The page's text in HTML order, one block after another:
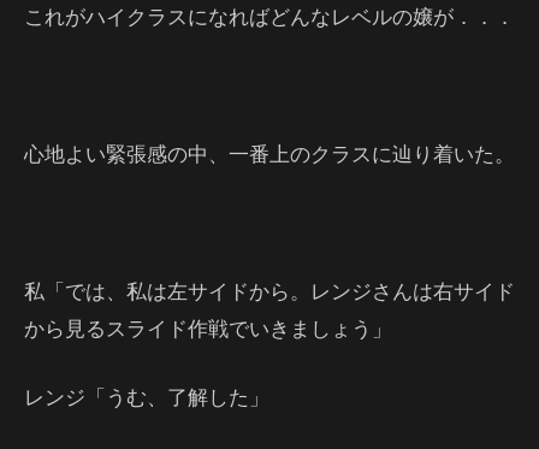
これがハイクラスになればどんなレベルの嬢が．．．
心地よい緊張感の中、一番上のクラスに辿り着いた。
私「では、私は左サイドから。レンジさんは右サイド
から見るスライド作戦でいきましょう」
レンジ「うむ、了解した」